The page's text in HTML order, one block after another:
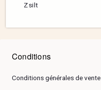
Zsilt
Conditions
Conditions générales de vente